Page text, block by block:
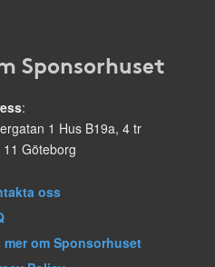
Sponsorhuset
:
1 Hus B19a, 4 tr
11 Göteborg
oss
mer om Sponsorhuset